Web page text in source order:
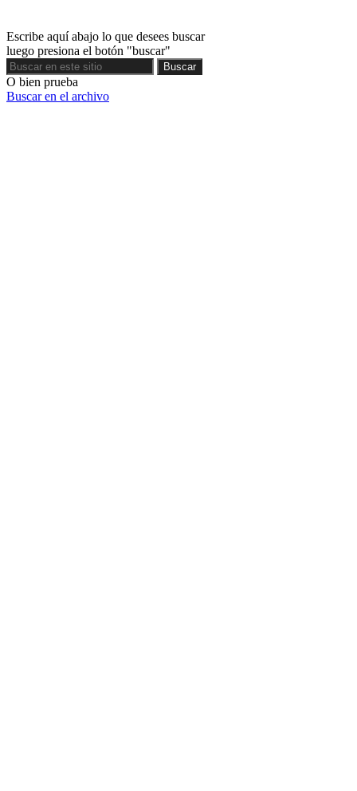
Escribe aquí abajo lo que desees buscar
luego presiona el botón "buscar"
Buscar
Buscar
O bien prueba
Buscar en el archivo